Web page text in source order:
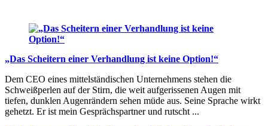
„Das Scheitern einer Verhandlung ist keine Option!“
Dem CEO eines mittelständischen Unternehmens stehen die
Schweißperlen auf der Stirn, die weit aufgerissenen Augen mit
tiefen, dunklen Augenrändern sehen müde aus. Seine Sprache wirkt
gehetzt. Er ist mein Gesprächspartner und rutscht ...